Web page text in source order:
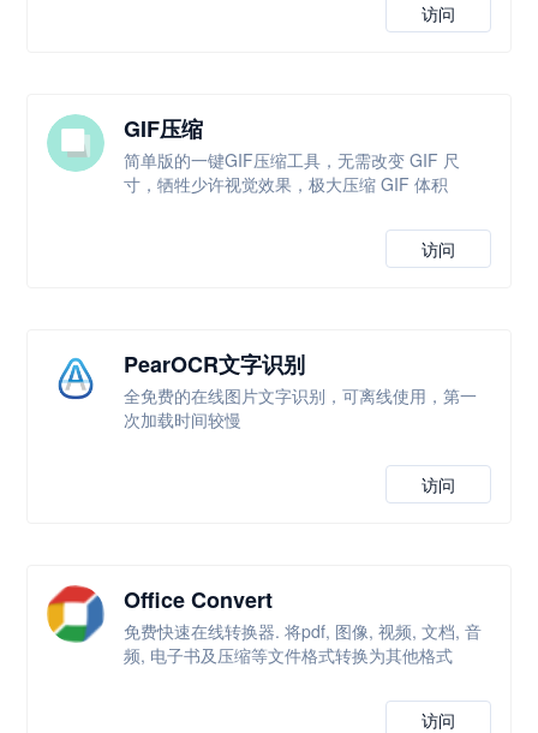
访问
GIF压缩
简单版的一键GIF压缩工具，无需改变 GIF 尺
寸，牺牲少许视觉效果，极大压缩 GIF 体积
访问
PearOCR文字识别
全免费的在线图片文字识别，可离线使用，第一
次加载时间较慢
访问
Office Convert
免费快速在线转换器. 将pdf, 图像, 视频, 文档, 音
频, 电子书及压缩等文件格式转换为其他格式
访问